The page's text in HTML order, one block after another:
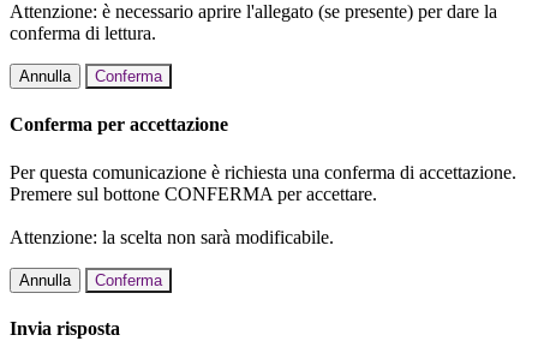
Attenzione: è necessario aprire l'allegato (se presente) per dare la
conferma di lettura.
Annulla Conferma
Conferma per accettazione
Per questa comunicazione è richiesta una conferma di accettazione.
Premere sul bottone CONFERMA per accettare.
Attenzione: la scelta non sarà modificabile.
Annulla Conferma
Invia risposta